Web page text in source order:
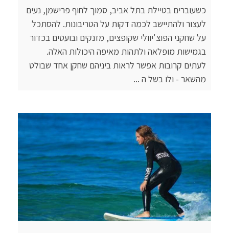
כשעוברים בטיילת בתל אביב, סמוך לחוף פרישמן, נעים
לעצור ולהתיישב לכמה דקות על הטריבונות. להסתכל
על שחקני הפוצ'יוולי שקופצים, מזנקים ובועטים בכדור
בגמישות מופלאה ולתהות מאיפה היכולות האלה.
לעתים קרובות אפשר לראות ביניהם שחקן אחד שבולט
מהשאר - ולו בשל ה ...